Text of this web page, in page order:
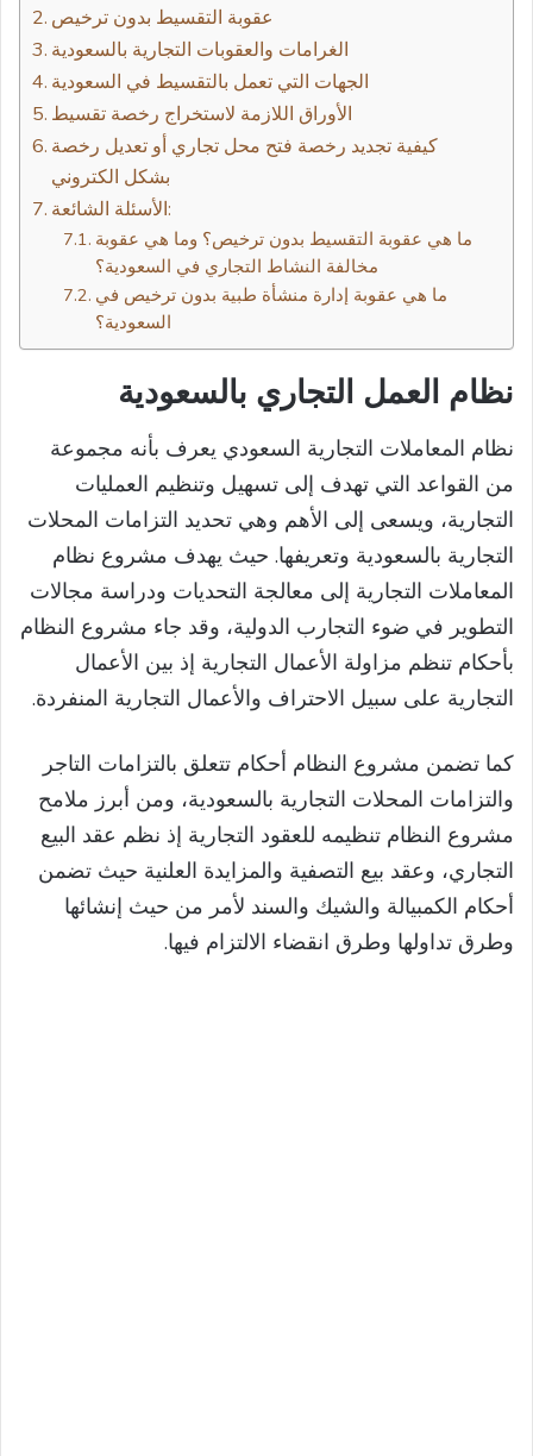
الغرامات والعقوبات التجارية بالسعودية
الجهات التي تعمل بالتقسيط في السعودية
الأوراق اللازمة لاستخراج رخصة تقسيط
كيفية تجديد رخصة فتح محل تجاري أو تعديل رخصة
بشكل الكتروني
الأسئلة الشائعة:
ما هي عقوبة التقسيط بدون ترخيص؟ وما هي عقوبة
مخالفة النشاط التجاري في السعودية؟
ما هي عقوبة إدارة منشأة طبية بدون ترخيص في
السعودية؟
نظام العمل التجاري بالسعودية
نظام المعاملات التجارية السعودي يعرف بأنه مجموعة
من القواعد التي تهدف إلى تسهيل وتنظيم العمليات
التجارية، ويسعى إلى الأهم وهي تحديد التزامات المحلات
التجارية بالسعودية وتعريفها. حيث يهدف مشروع نظام
المعاملات التجارية إلى معالجة التحديات ودراسة مجالات
التطوير في ضوء التجارب الدولية، وقد جاء مشروع النظام
بأحكام تنظم مزاولة الأعمال التجارية إذ بين الأعمال
التجارية على سبيل الاحتراف والأعمال التجارية المنفردة.
كما تضمن مشروع النظام أحكام تتعلق بالتزامات التاجر
والتزامات المحلات التجارية بالسعودية، ومن أبرز ملامح
مشروع النظام تنظيمه للعقود التجارية إذ نظم عقد البيع
التجاري، وعقد بيع التصفية والمزايدة العلنية حيث تضمن
أحكام الكمبيالة والشيك والسند لأمر من حيث إنشائها
وطرق تداولها وطرق انقضاء الالتزام فيها.